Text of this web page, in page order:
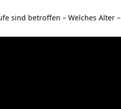
sind betroffen – Welches Alter